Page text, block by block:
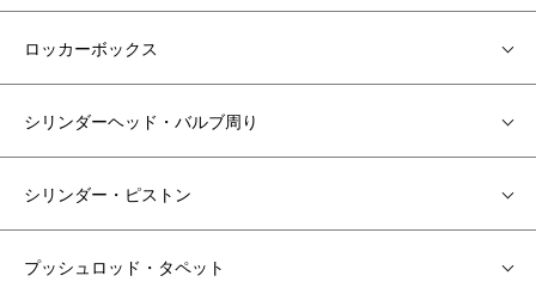
ロッカーボックス
シリンダーヘッド・バルブ周り
シリンダー・ピストン
プッシュロッド・タペット